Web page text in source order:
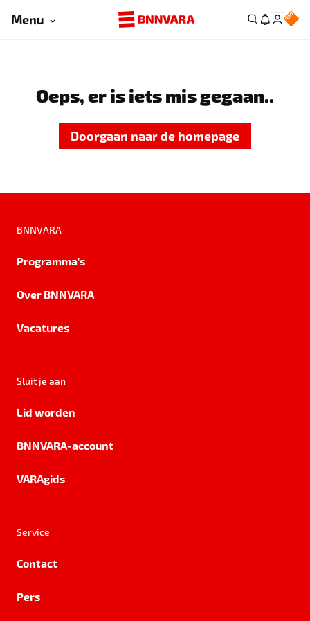
Menu
Oeps, er is iets mis gegaan..
Doorgaan naar de homepage
BNNVARA
Programma's
Over BNNVARA
Vacatures
Sluit je aan
Lid worden
BNNVARA-account
VARAgids
Service
Contact
Pers